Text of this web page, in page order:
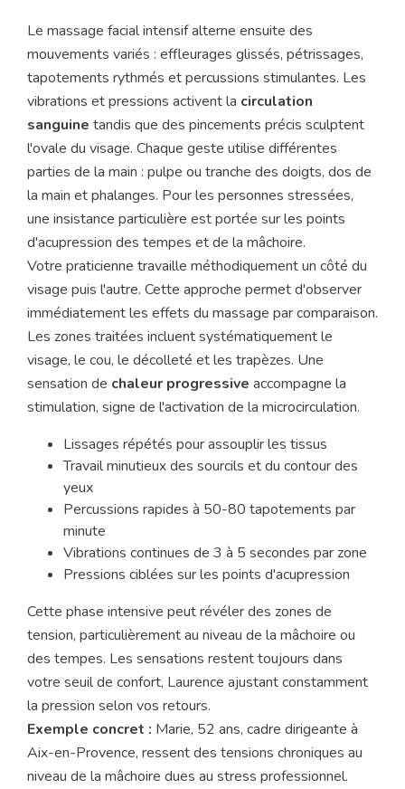
Le massage facial intensif alterne ensuite des
mouvements variés : effleurages glissés, pétrissages,
tapotements rythmés et percussions stimulantes. Les
vibrations et pressions activent la circulation
sanguine tandis que des pincements précis sculptent
l'ovale du visage. Chaque geste utilise différentes
parties de la main : pulpe ou tranche des doigts, dos de
la main et phalanges. Pour les personnes stressées,
une insistance particulière est portée sur les points
d'acupression des tempes et de la mâchoire.
Votre praticienne travaille méthodiquement un côté du
visage puis l'autre. Cette approche permet d'observer
immédiatement les effets du massage par comparaison.
Les zones traitées incluent systématiquement le
visage, le cou, le décolleté et les trapèzes. Une
sensation de chaleur progressive accompagne la
stimulation, signe de l'activation de la microcirculation.
Lissages répétés pour assouplir les tissus
Travail minutieux des sourcils et du contour des
yeux
Percussions rapides à 50-80 tapotements par
minute
Vibrations continues de 3 à 5 secondes par zone
Pressions ciblées sur les points d'acupression
Cette phase intensive peut révéler des zones de
tension, particulièrement au niveau de la mâchoire ou
des tempes. Les sensations restent toujours dans
votre seuil de confort, Laurence ajustant constamment
la pression selon vos retours.
Exemple concret : Marie, 52 ans, cadre dirigeante à
Aix-en-Provence, ressent des tensions chroniques au
niveau de la mâchoire dues au stress professionnel.